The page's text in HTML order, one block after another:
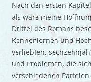
Nach den ersten
als wäre meine
Drittel des Romans
Kennenlernen und
verliebten,
und Problemen, die
verschiedenen Parteien